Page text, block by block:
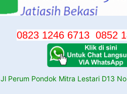
0823 1246 6713 0852
Jl Perum Pondok Mitra Lestari D13